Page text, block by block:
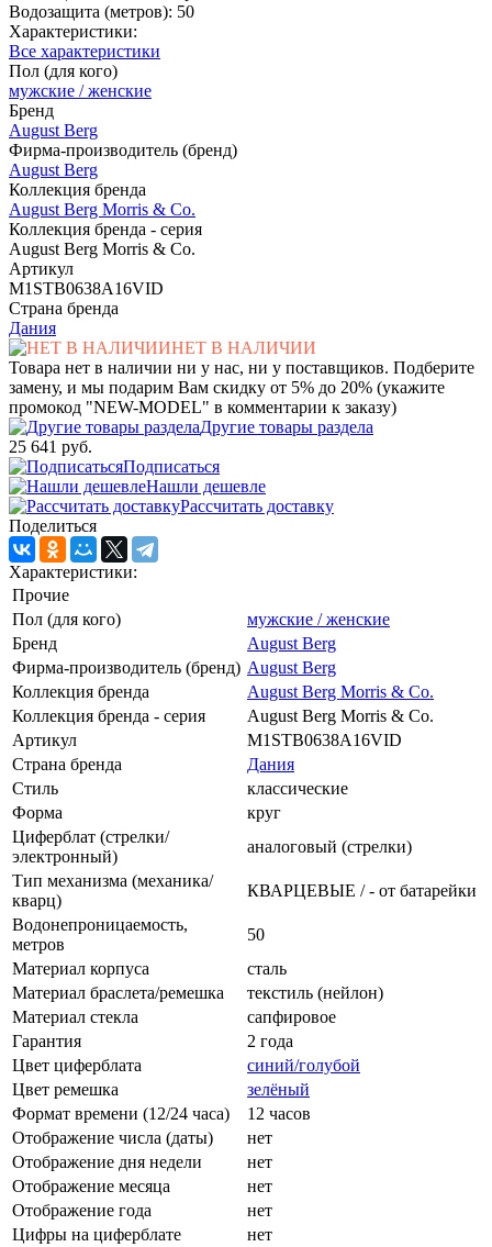
Водозащита (метров): 50
Характеристики:
Все характеристики
Пол (для кого)
мужские / женские
Бренд
August Berg
Фирма-производитель (бренд)
August Berg
Коллекция бренда
August Berg Morris & Co.
Коллекция бренда - серия
August Berg Morris & Co.
Артикул
M1STB0638A16VID
Страна бренда
Дания
НЕТ В НАЛИЧИИ
Товара нет в наличии ни у нас, ни у поставщиков. Подберите
замену, и мы подарим Вам скидку от 5% до 20% (укажите
промокод "NEW-MODEL" в комментарии к заказу)
Другие товары раздела
25 641 руб.
Подписаться
Нашли дешевле
Рассчитать доставку
Поделиться
Характеристики:
Прочие
Пол (для кого)
мужские / женские
Бренд
August Berg
Фирма-производитель (бренд) August Berg
Коллекция бренда
August Berg Morris & Co.
Коллекция бренда - серия
August Berg Morris & Co.
Артикул
M1STB0638A16VID
Страна бренда
Дания
Стиль
классические
Форма
круг
Циферблат (стрелки/
электронный)
аналоговый (стрелки)
Тип механизма (механика/
кварц)
КВАРЦЕВЫЕ / - от батарейки
Водонепроницаемость,
метров
50
Материал корпуса
сталь
Материал браслета/ремешка
текстиль (нейлон)
Материал стекла
сапфировое
Гарантия
2 года
Цвет циферблата
синий/голубой
Цвет ремешка
зелёный
Формат времени (12/24 часа)
12 часов
Отображение числа (даты)
нет
Отображение дня недели
нет
Отображение месяца
нет
Отображение года
нет
Цифры на циферблате
нет